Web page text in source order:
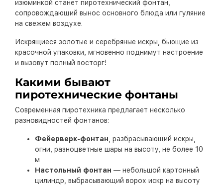
изюминкой станет пиротехнический фонтан,
сопровождающий вынос основного блюда или гуляние
на свежем воздухе.
Искрящиеся золотые и серебряные искры, бьющие из
красочной упаковки, мгновенно поднимут настроение
и вызовут полный восторг!
Какими бывают
пиротехнические фонтаны
Современная пиротехника предлагает несколько
разновидностей фонтанов:
Фейерверк-фонтан , разбрасывающий искры,
огни, разноцветные шары на высоту, не более 10
м
Настольный фонтан — небольшой картонный
цилиндр, выбрасывающий ворох искр на высоту